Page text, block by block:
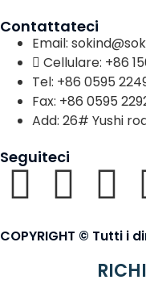
Contattateci
Email:
Cellulare: +86
Tel: +86 0595
Fax: +86 0595
Add: 26# Yushi
Seguiteci
COPYRIGHT © Tutti i